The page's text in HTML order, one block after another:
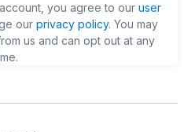
you agree to our user
our privacy policy. You may
us and can opt out at any